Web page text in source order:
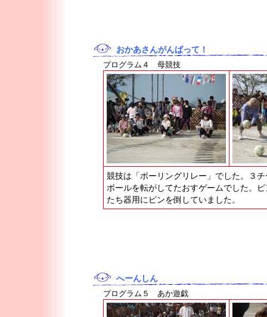
おかあさんがんばって！
プログラム４ 母競技
競技は「ボーリングリレー」でした。３
ボールを転がしてたおすゲームでした。
たち器用にピンを倒していました。
へーんしん
プログラム５ あか遊戯